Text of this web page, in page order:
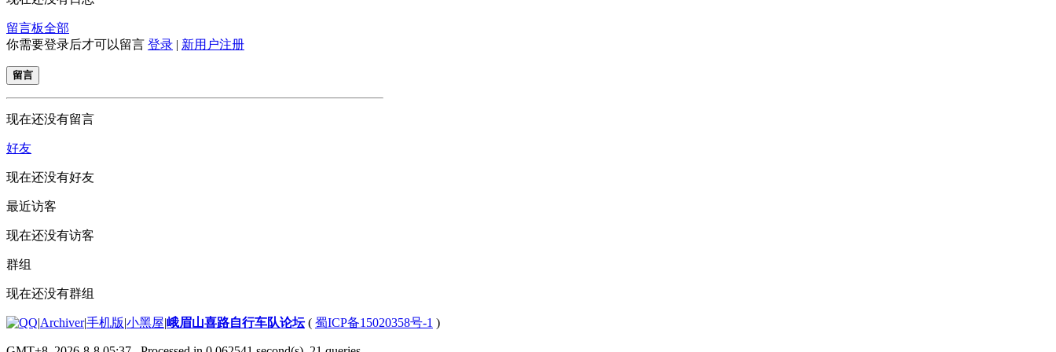
留言板全部
你需要登录后才可以留言 登录 | 新用户注册
留言
现在还没有留言
好友
现在还没有好友
最近访客
现在还没有访客
群组
现在还没有群组
|Archiver|手机版|小黑屋|峨眉山喜路自行车队论坛( 蜀ICP备15020358号-1 )